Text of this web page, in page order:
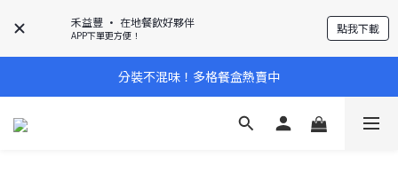
禾益豐 • 在地餐飲好夥伴
APP下單更方便！ 點我下載
分裝不混味！多格餐盒熱賣中